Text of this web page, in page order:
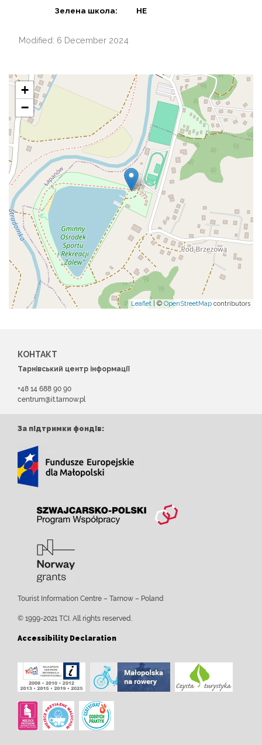
Зелена школа:
НЕ
Modified: 6 December 2024
+
−
Leaflet | © OpenStreetMap contributors
КОНТАКТ
Тарнівський центр інформації
+48 14 688 90 90
centrum@it.tarnow.pl
За підтримки фондів:
Tourist Information Centre – Tarnow – Poland
© 1999-2021 TCI. All rights reserved.
Accessibility Declaration